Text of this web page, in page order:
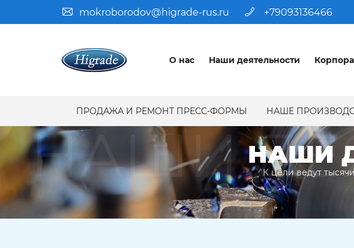
mokroborodov@higrade-rus.ru +79093136466
О нас Наши деятельности
ПРОДАЖА И РЕМОНТ ПРЕСС-ФОРМЫ НАШЕ
НАШИ НАШИ
К цели ведут